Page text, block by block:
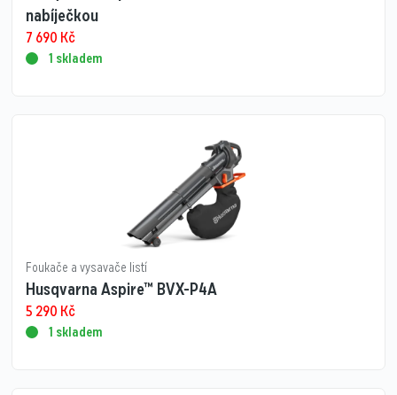
nabíječkou
7 690 Kč
1 skladem
Foukače a vysavače listí
Husqvarna Aspire™ BVX-P4A
5 290 Kč
1 skladem